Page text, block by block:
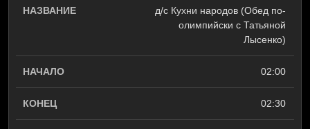
д/с Кухни народов (Обед по-
олимпийски с Татьяной
Лысенко)
02:00
02:30